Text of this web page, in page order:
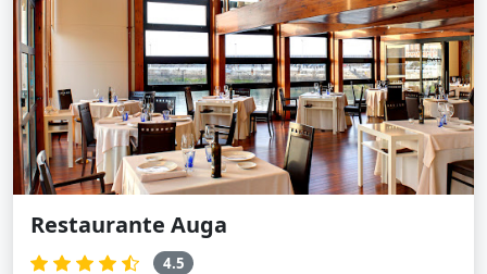
Restaurante Auga
4.5